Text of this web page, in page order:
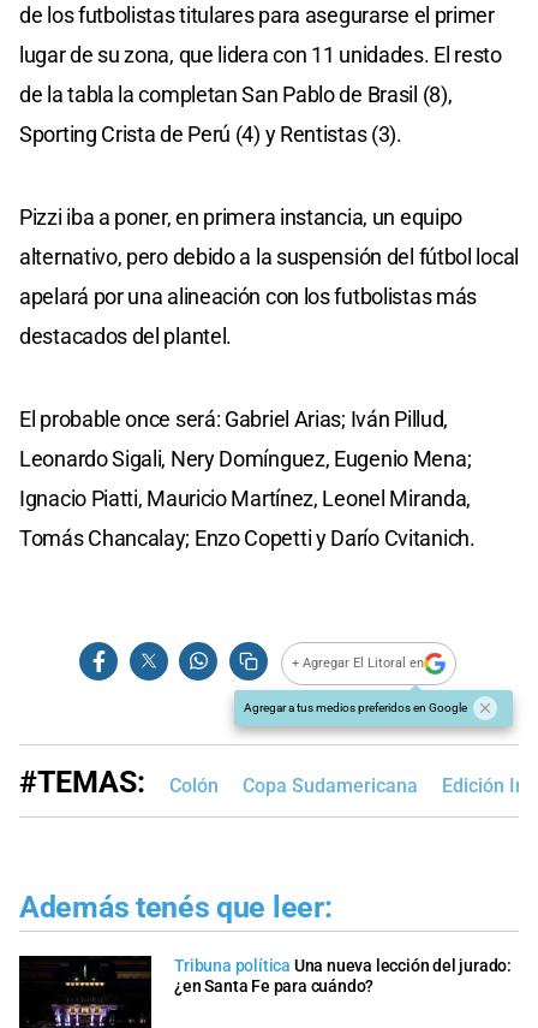
de los futbolistas titulares para asegurarse el primer
lugar de su zona, que lidera con 11 unidades. El resto
de la tabla la completan San Pablo de Brasil (8),
Sporting Crista de Perú (4) y Rentistas (3).
Pizzi iba a poner, en primera instancia, un equipo
alternativo, pero debido a la suspensión del fútbol local
apelará por una alineación con los futbolistas más
destacados del plantel.
El probable once será: Gabriel Arias; Iván Pillud,
Leonardo Sigali, Nery Domínguez, Eugenio Mena;
Ignacio Piatti, Mauricio Martínez, Leonel Miranda,
Tomás Chancalay; Enzo Copetti y Darío Cvitanich.
+ Agregar El Litoral en
Agregar a tus medios preferidos en Google
#TEMAS: Colón Copa Sudamericana Edición
Además tenés que leer:
Tribuna política Una nueva lección del jurado:
¿en Santa Fe para cuándo?